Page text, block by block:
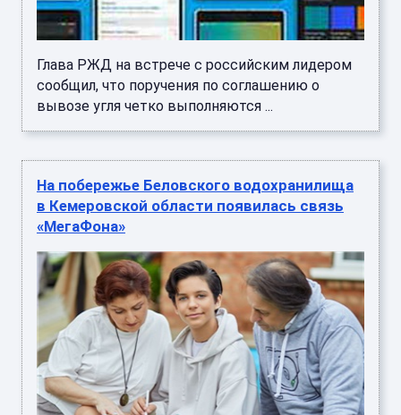
Глава РЖД на встрече с российским лидером
сообщил, что поручения по соглашению о
вывозе угля четко выполняются ...
На побережье Беловского водохранилища
в Кемеровской области появилась связь
«МегаФона»